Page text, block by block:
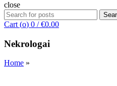
close
Search
for:
Cart (o) 0 / €0.00
Nekrologai
Home »